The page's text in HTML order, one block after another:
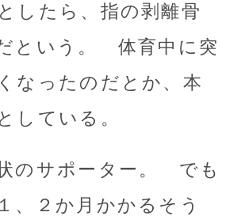
したら、指の剥離骨
という。 体育中に突
なったのだとか、本
している。
のサポーター。 でも
、２か月かかるそう